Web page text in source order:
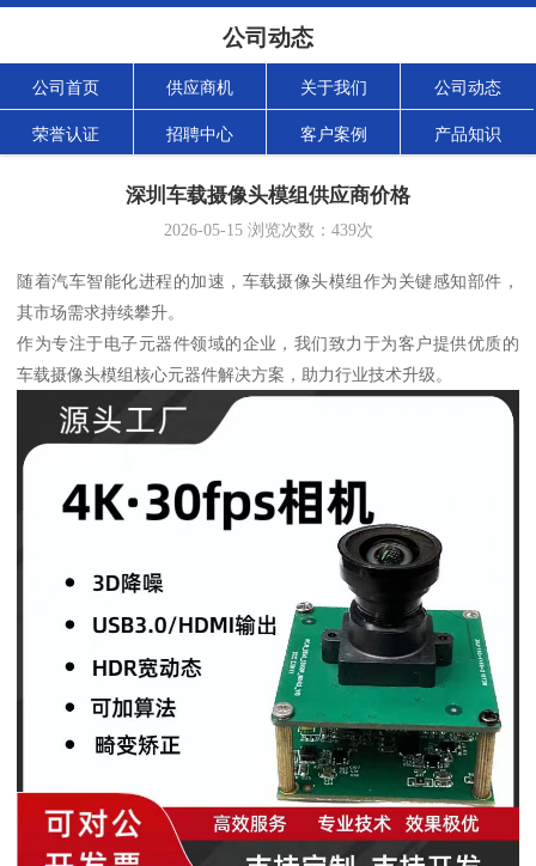
公司动态
公司首页 供应商机 关于我们 公司动态
荣誉认证 招聘中心 客户案例 产品知识
深圳车载摄像头模组供应商价格
2026-05-15浏览次数： 439次
随着汽车智能化进程的加速，车载摄像头模组作为关键感知部件，
其市场需求持续攀升。
作为专注于电子元器件领域的企业，我们致力于为客户提供优质的
车载摄像头模组核心元器件解决方案，助力行业技术升级。